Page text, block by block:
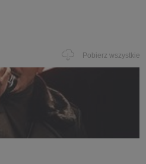
Pobierz wszystkie